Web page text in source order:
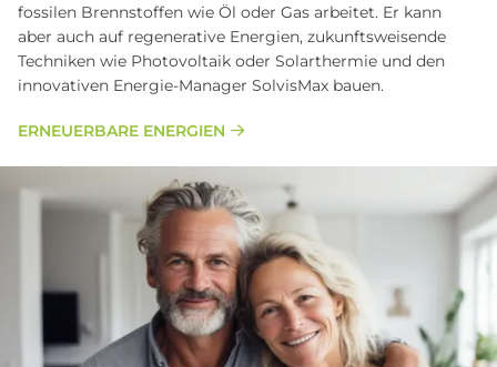
fossilen Brennstoffen wie Öl oder Gas arbeitet. Er kann
aber auch auf regenerative Energien, zukunftsweisende
Techniken wie Photovoltaik oder Solarthermie und den
innovativen Energie-Manager SolvisMax bauen.
ERNEUERBARE ENERGIEN